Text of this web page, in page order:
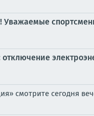
Уважаемые
смотрите сегодня